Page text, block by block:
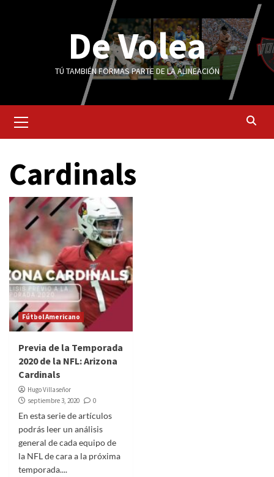
De Volea
TÚ TAMBIÉN FORMAS PARTE DE LA ALINEACIÓN
primario
Cardinals
Fútbol Americano
Previa de la Temporada
2020 de la NFL: Arizona
Cardinals
Hugo Villaseñor
septiembre 3, 2020
0
En esta serie de artículos
podrás leer un análisis
general de cada equipo de
la NFL de cara a la próxima
temporada....